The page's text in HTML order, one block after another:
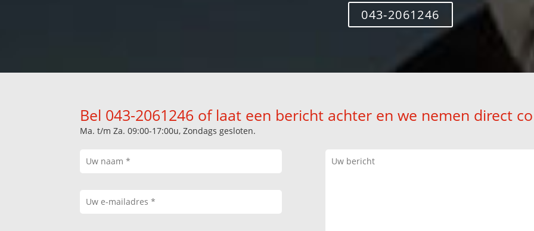
043-2061246
Bel 043-2061246 of laat een bericht achter en we nemen direct
Ma. t/m Za. 09:00-17:00u, Zondags gesloten.